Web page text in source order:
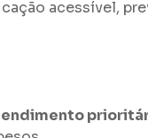
acessível,